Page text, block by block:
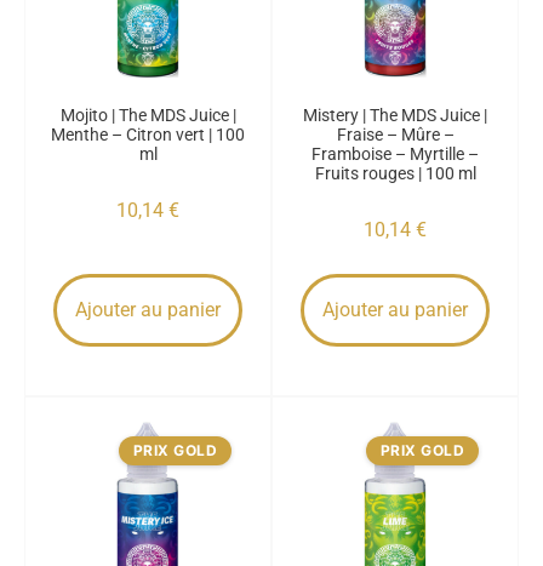
Mojito | The MDS Juice |
Menthe – Citron vert | 100
ml
10,14 €
Ajouter au panier
Mistery | The MDS Juice |
Fraise – Mûre –
Framboise – Myrtille –
Fruits rouges | 100 ml
10,14 €
Ajouter au panier
PRIX GOLD PRIX GOLD